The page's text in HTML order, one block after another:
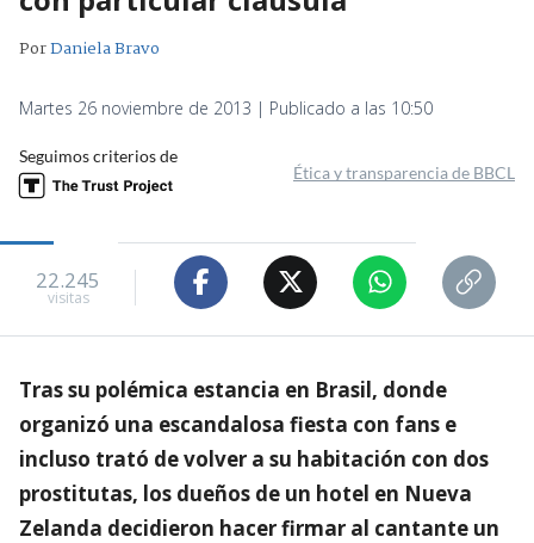
PorDaniela Bravo
Martes 26 noviembre de 2013 | Publicado a las 10:50
Seguimos criterios de
Ética y transparencia de BBCL
22.245
visitas
Tras su polémica estancia en Brasil, donde
organizó una escandalosa fiesta con fans e
incluso trató de volver a su habitación con dos
prostitutas, los dueños de un hotel en Nueva
Zelanda decidieron hacer firmar al cantante un